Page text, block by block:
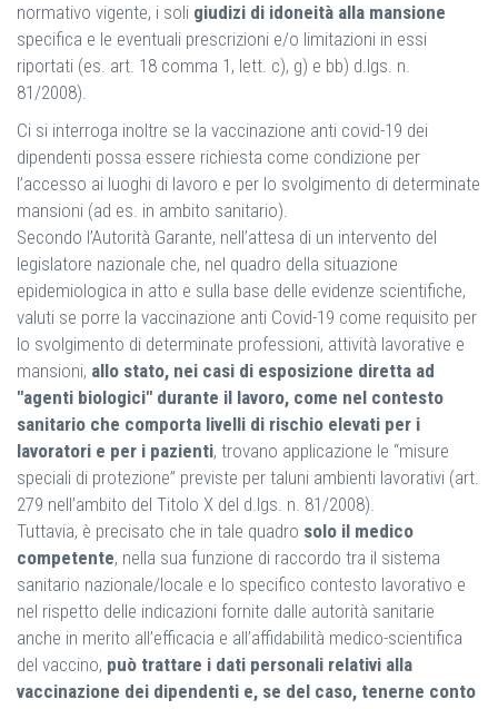
normativo vigente, i soli giudizi di idoneità alla mansione
specifica e le eventuali prescrizioni e/o limitazioni in essi
riportati (es. art. 18 comma 1, lett. c), g) e bb) d.lgs. n.
81/2008).
Ci si interroga inoltre se la vaccinazione anti covid-19 dei
dipendenti possa essere richiesta come condizione per
l’accesso ai luoghi di lavoro e per lo svolgimento di determinate
mansioni (ad es. in ambito sanitario).
Secondo l’Autorità Garante, nell’attesa di un intervento del
legislatore nazionale che, nel quadro della situazione
epidemiologica in atto e sulla base delle evidenze scientifiche,
valuti se porre la vaccinazione anti Covid-19 come requisito per
lo svolgimento di determinate professioni, attività lavorative e
mansioni, allo stato, nei casi di esposizione diretta ad
"agenti biologici" durante il lavoro, come nel contesto
sanitario che comporta livelli di rischio elevati per i
lavoratori e per i pazienti, trovano applicazione le “misure
speciali di protezione” previste per taluni ambienti lavorativi (art.
279 nell’ambito del Titolo X del d.lgs. n. 81/2008).
Tuttavia, è precisato che in tale quadro solo il medico
competente, nella sua funzione di raccordo tra il sistema
sanitario nazionale/locale e lo specifico contesto lavorativo e
nel rispetto delle indicazioni fornite dalle autorità sanitarie
anche in merito all’efficacia e all’affidabilità medico-scientifica
del vaccino, può trattare i dati personali relativi alla
vaccinazione dei dipendenti e, se del caso, tenerne conto